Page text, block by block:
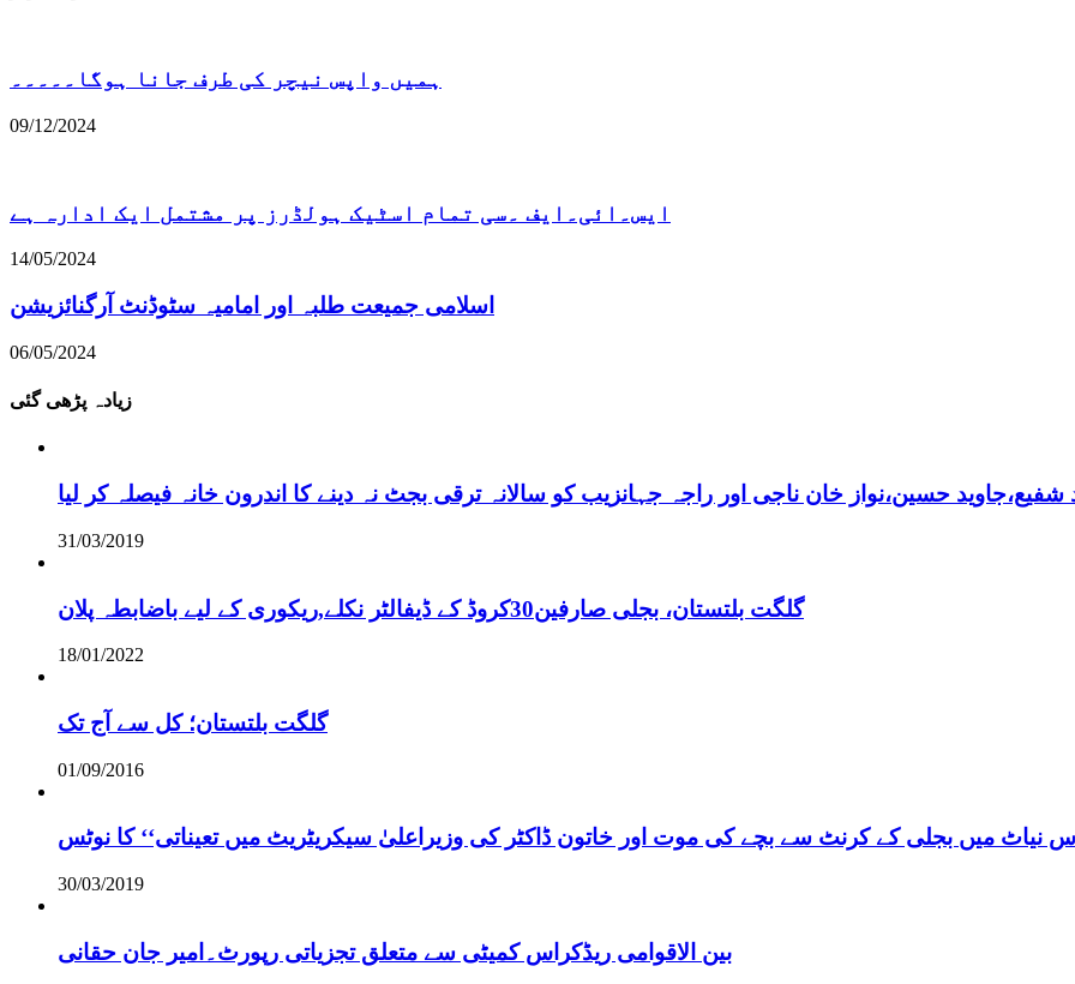
ہمیں واپس نیچر کی طرف جانا ہوگا۔۔۔۔۔
09/12/2024
ایس۔ائی۔ایف ۔سی تمام اسٹیک ہولڈرز پر مشتمل ایک ادارہ ہے
14/05/2024
اسلامی جمیعت طلبہ اور امامیہ سٹوڈنٹ آرگنائزیشن
06/05/2024
زیادہ پڑھی گئی
حسین،نواز خان ناجی اور راجہ جہانزیب کو سالانہ ترقی بجٹ نہ دینے کا اندرون خانہ فیصلہ کر لیا
31/03/2019
گلگت بلتستان، بجلی صارفین30کروڈ کے ڈیفالٹر نکلے,ریکوری کے لیے باضابطہ پلان
18/01/2022
گلگت بلتستان؛ کل سے آج تک
01/09/2016
نیاٹ میں بجلی کے کرنٹ سے بچے کی موت اور خاتون ڈاکٹر کی وزیراعلیٰ سیکریٹریٹ میں تعیناتی‘‘ کا نوٹس
30/03/2019
بین الاقوامی ریڈکراس کمیٹی سے متعلق تجزیاتی رپورٹ۔امیر جان حقانی